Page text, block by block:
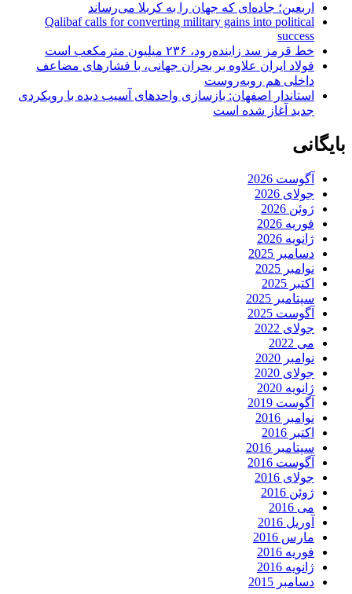
اربعین؛ جاده‌ای که جهان را به کربلا می‌رساند
Qalibaf calls for converting military gains into political
success
خط قرمز سد زاینده‌رود، ۲۳۶ میلیون مترمکعب است
فولاد ایران علاوه بر بحران جهانی، با فشارهای مضاعف
داخلی هم روبه‌روست
استاندار اصفهان: بازسازی واحدهای آسیب دیده با رویکردی
جدید آغاز شده است
بایگانی
آگوست 2026
جولای 2026
ژوئن 2026
فوریه 2026
ژانویه 2026
دسامبر 2025
نوامبر 2025
اکتبر 2025
سپتامبر 2025
آگوست 2025
جولای 2022
می 2022
نوامبر 2020
جولای 2020
ژانویه 2020
آگوست 2019
نوامبر 2016
اکتبر 2016
سپتامبر 2016
آگوست 2016
جولای 2016
ژوئن 2016
می 2016
آوریل 2016
مارس 2016
فوریه 2016
ژانویه 2016
دسامبر 2015